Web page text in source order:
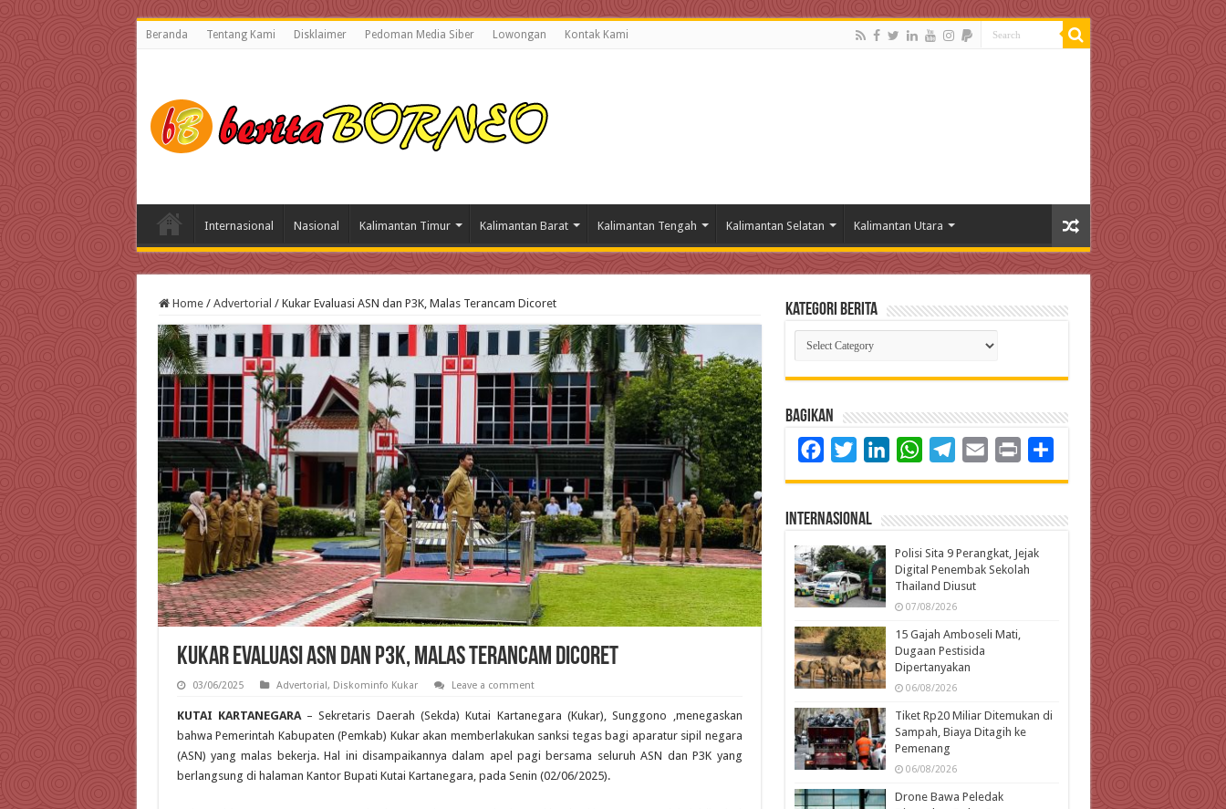
Beranda Tentang Kami Disklaimer Pedoman Media Siber Lowongan Kontak Kami
Internasional Nasional Kalimantan Timur Kalimantan Barat Kalimantan Tengah Kalimantan Selatan Kalimantan Utara
Home / Advertorial / Kukar Evaluasi ASN dan P3K, Malas Terancam Dicoret
Kukar Evaluasi ASN dan P3K, Malas Terancam Dicoret
03/06/2025 Advertorial, Diskominfo Kukar Leave a comment
KUTAI KARTANEGARA– Sekretaris Daerah (Sekda) Kutai Kartanegara (Kukar), Sunggono ,menegaskan
bahwa Pemerintah Kabupaten (Pemkab) Kukar akan memberlakukan sanksi tegas bagi aparatur sipil negara
(ASN) yang malas bekerja. Hal ini disampaikannya dalam apel pagi bersama seluruh ASN dan P3K yang
berlangsung di halaman Kantor Bupati Kutai Kartanegara, pada Senin (02/06/2025).
Kategori Berita
Kategori
Berita
Bagikan
FacebookTwitterLinkedInWhatsAppTelegram
Email Print
Internasional
Polisi Sita 9 Perangkat, Jejak
Digital Penembak Sekolah
Thailand Diusut
07/08/2026
15 Gajah Amboseli Mati,
Dugaan Pestisida
Dipertanyakan
06/08/2026
Tiket Rp20 Miliar Ditemukan di
Sampah, Biaya Ditagih ke
Pemenang
06/08/2026
Drone Bawa Peledak